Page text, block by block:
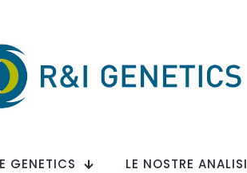
GENETICS LE NOSTRE ANALISI